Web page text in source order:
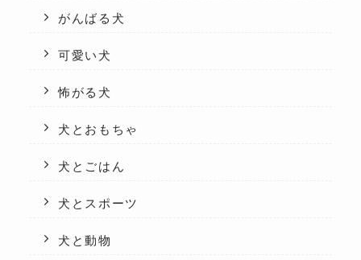
がんばる犬
可愛い犬
怖がる犬
犬とおもちゃ
犬とごはん
犬とスポーツ
犬と動物